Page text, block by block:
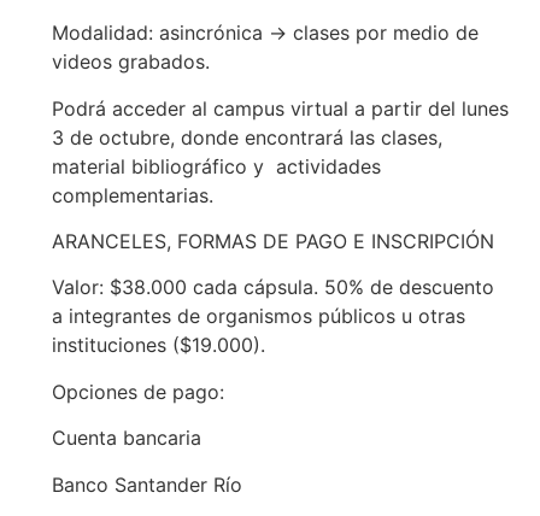
Modalidad: asincrónica → clases por medio de
videos grabados.
Podrá acceder al campus virtual a partir del lunes
3 de octubre, donde encontrará las clases,
material bibliográfico y actividades
complementarias.
ARANCELES, FORMAS DE PAGO E INSCRIPCIÓN
Valor: $38.000 cada cápsula. 50% de descuento
a integrantes de organismos públicos u otras
instituciones ($19.000).
Opciones de pago:
Cuenta bancaria
Banco Santander Río